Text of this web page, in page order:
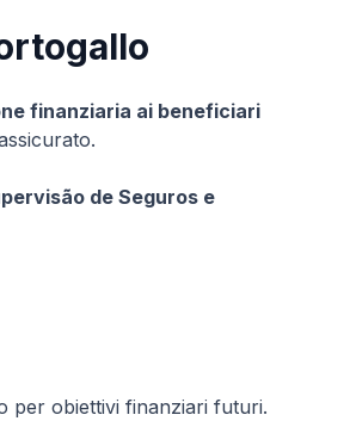
finanziaria ai beneficiari
de Seguros e
per obiettivi finanziari futuri.